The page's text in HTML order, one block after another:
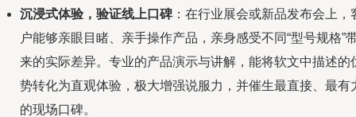
沉浸式体验，验证线上口碑：在行业展会或新品发布会上，
户能够亲眼目睹、亲手操作产品，亲身感受不同“型号规格”
来的实际差异。专业的产品演示与讲解，能将软文中描述的
势转化为直观体验，极大增强说服力，并催生最直接、最有
的现场口碑。